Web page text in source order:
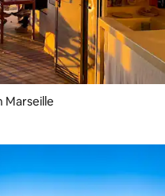
Marseille